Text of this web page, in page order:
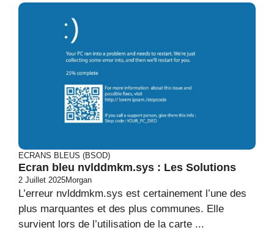
ECRANS BLEUS (BSOD)
Ecran bleu nvlddmkm.sys : Les Solutions
2 Juillet 2025Morgan
L’erreur nvlddmkm.sys est certainement l’une des
plus marquantes et des plus communes. Elle
survient lors de l’utilisation de la carte ...